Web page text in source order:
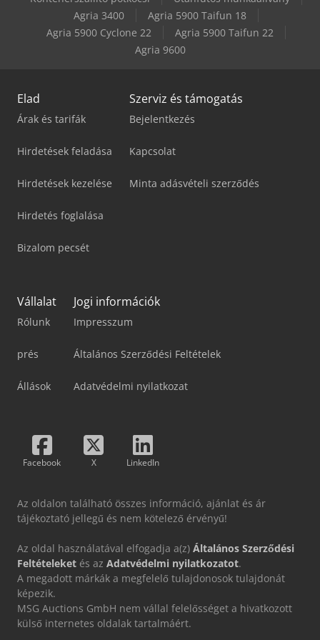
Gildemeister Twin 65
Mazak Cv5-500
Agria 3400
Agria 5900 Taifun 18
Agria 5900 Cyclone 22
Agria 5900 Taifun 22
Agria 9600
Elad
Árak és tarifák
Hirdetések feladása
Hirdetések kezelése
Hirdetés foglalása
Bizalom pecsét
Szerviz és támogatás
Bejelentkezés
Kapcsolat
Minta adásvételi szerződés
Vállalat
Rólunk
prés
Állások
Jogi információk
Impresszum
Általános Szerződési Feltételek
Adatvédelmi nyilatkozat
Facebook X LinkedIn
Az oldalon található összes információ, ajánlat és ár
tájékoztató jellegű és nem kötelező érvényű!
Az oldal használatával elfogadja a(z) Általános Szerződési
Feltételeket és az Adatvédelmi nyilatkozatot.
A megadott márkák a megfelelő tulajdonosok tulajdonát
képezik.
MSG Auctions GmbH nem vállal felelősséget a hivatkozott
külső internetes oldalak tartalmáért.